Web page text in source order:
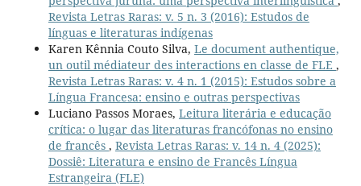
Revista Letras Raras: v. 5 n. 3 (2016): Estudos de
línguas e literaturas indígenas
Karen Kênnia Couto Silva, Le document authentique,
un outil médiateur des interactions en classe de FLE ,
Revista Letras Raras: v. 4 n. 1 (2015): Estudos sobre a
Língua Francesa: ensino e outras perspectivas
Luciano Passos Moraes, Leitura literária e educação
crítica: o lugar das literaturas francófonas no ensino
de francês , Revista Letras Raras: v. 14 n. 4 (2025):
Dossiê: Literatura e ensino de Francês Língua
Estrangeira (FLE)